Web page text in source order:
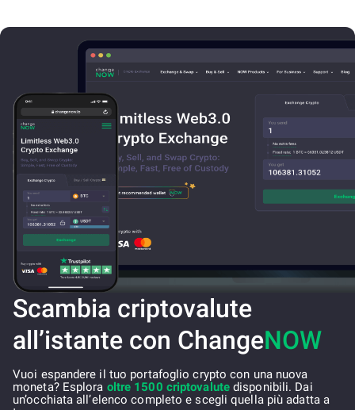
Scambia criptovalute
all’istante con ChangeNOW
Vuoi espandere il tuo portafoglio crypto con una nuova
moneta? Esplora oltre 1500 criptovalutedisponibili. Dai
un’occhiata all’elenco completo e scegli quella più adatta a